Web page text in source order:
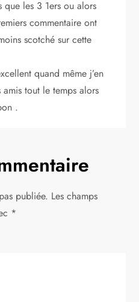
que les 3 1ers ou alors
commentaire ont
scotché sur cette
quand même j’en
amis tout le temps alors
.
publiée. Les champs
*